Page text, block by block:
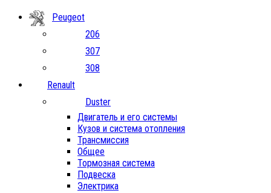
Peugeot
206
307
308
Renault
Duster
Двигатель и его системы
Кузов и система отопления
Трансмиссия
Общее
Тормозная система
Подвеска
Электрика